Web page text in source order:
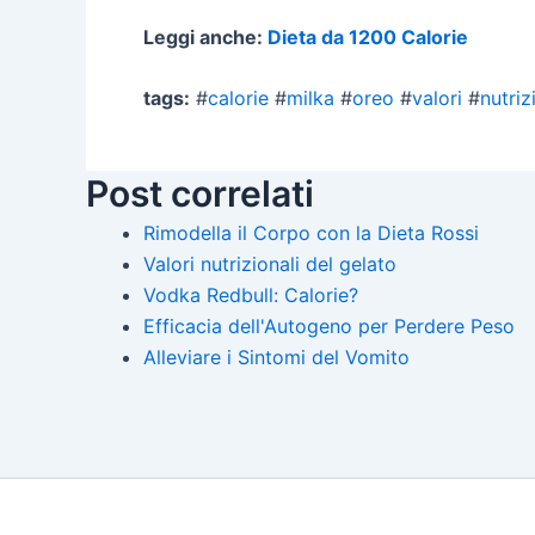
Leggi anche: Dieta da 1200 Calorie
tags: #calorie #milka #oreo #valori #
Post correlati
Rimodella il Corpo con la Dieta Rossi
Valori nutrizionali del gelato
Vodka Redbull: Calorie?
Efficacia dell'Autogeno per Perdere Peso
Alleviare i Sintomi del Vomito